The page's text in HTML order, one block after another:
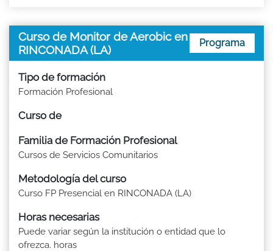
Curso de Monitor de Aerobic en
RINCONADA (LA)
Programa
Tipo de formación
Formación Profesional
Curso de
Familia de Formación Profesional
Cursos de Servicios Comunitarios
Metodología del curso
Curso FP Presencial en RINCONADA (LA)
Horas necesarias
Puede variar según la institución o entidad que lo
ofrezca. horas